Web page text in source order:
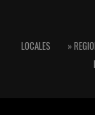
LOCALES »